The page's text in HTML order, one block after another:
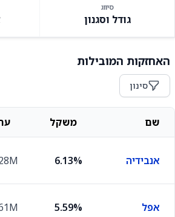
סיווג
גודל וסגנון
האחזקות המובילות
סינון
שם משקל
אנבידיה 6.13%
אפל 5.59%